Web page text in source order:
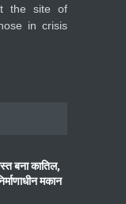
the site of
in crisis
बना कातिल,
मकान